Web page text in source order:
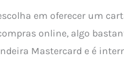
em oferecer um
online, algo
Mastercard e é